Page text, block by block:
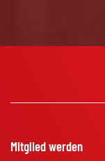
Mitglied werden